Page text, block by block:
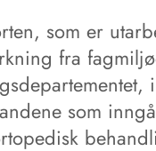
som er
fra
som